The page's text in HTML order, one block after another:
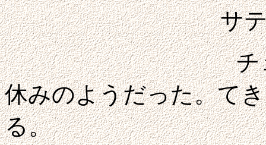
サ
チェックして
休みのようだった。て
る。